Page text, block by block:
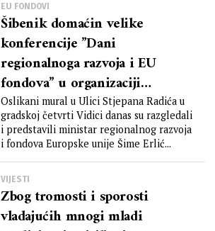
EU FONDOVI
Šibenik domaćin velike
konferencije ”Dani
regionalnoga razvoja i EU
fondova” u organizaciji
resornog ministarstva
Oslikani mural u Ulici Stjepana Radića u
gradskoj četvrti Vidici danas su razgledali
i predstavili ministar regionalnog razvoja
i fondova Europske unije Šime Erlić...
VIJESTI
Zbog tromosti i sporosti
vladajućih mnogi mladi